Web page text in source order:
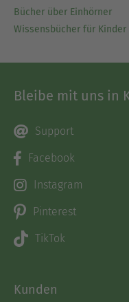
Bücher über Einhörner
Wissensbücher für Kinder
Bleibe mit uns in
Support
Facebook
Instagram
Pinterest
TikTok
Kunden